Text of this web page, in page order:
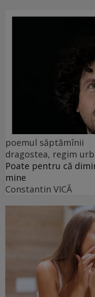
poemul săptămînii
dragostea, regim
Poate pentru că
mine
Constantin VICĂ